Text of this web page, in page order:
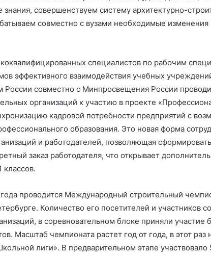
знания, совершенствуем систему архитектурно-
совместно с вузами необходимые изменения
специалистов по рабочим
эффективного взаимодействия учебных
совместно с Минпросвещения России
организаций к участию в проекте
кадровой потребности предприятий с
образования. Это новая форма
и работодателей, позволяющая
заказ работодателя, что открывает
классов.
проводится Международный строительный
Количество его посетителей и участников
в соревновательном блоке приняли участие
Масштаб чемпионата растет год от года, в этот
лиги». В предварительном этапе участвовало